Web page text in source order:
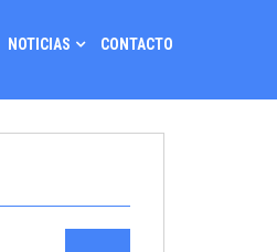
NOTICIAS CONTACTO